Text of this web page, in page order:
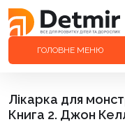
ГОЛОВНЕ МЕНЮ
Лікарка для
Книга 2. Джон